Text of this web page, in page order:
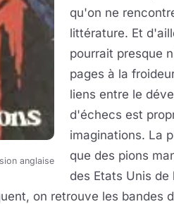
anglaise
qu'on ne
littérature. Et
pourrait presque
pages à la
liens entre le
d'échecs est
imaginations. La
que des pions
des Etats Unis
on retrouve les bandes